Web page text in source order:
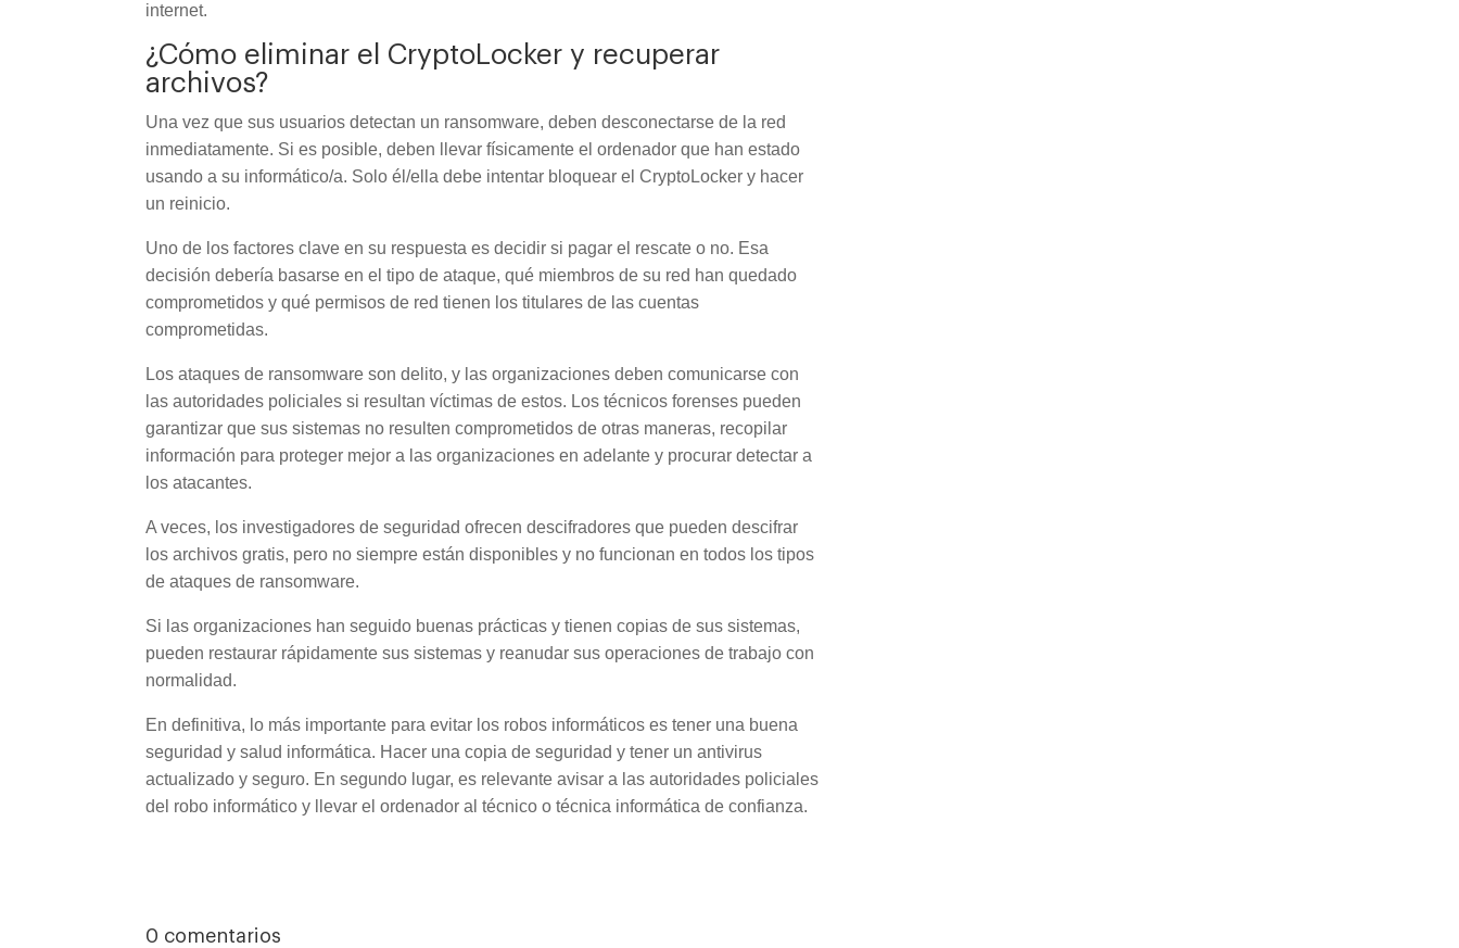
internet.
¿Cómo eliminar el CryptoLocker y recuperar
archivos?
Una vez que sus usuarios detectan un ransomware, deben desconectarse de la red
inmediatamente. Si es posible, deben llevar físicamente el ordenador que han estado
usando a su informático/a. Solo él/ella debe intentar bloquear el CryptoLocker y hacer
un reinicio.
Uno de los factores clave en su respuesta es decidir si pagar el rescate o no. Esa
decisión debería basarse en el tipo de ataque, qué miembros de su red han quedado
comprometidos y qué permisos de red tienen los titulares de las cuentas
comprometidas.
Los ataques de ransomware son delito, y las organizaciones deben comunicarse con
las autoridades policiales si resultan víctimas de estos. Los técnicos forenses pueden
garantizar que sus sistemas no resulten comprometidos de otras maneras, recopilar
información para proteger mejor a las organizaciones en adelante y procurar detectar a
los atacantes.
A veces, los investigadores de seguridad ofrecen descifradores que pueden descifrar
los archivos gratis, pero no siempre están disponibles y no funcionan en todos los tipos
de ataques de ransomware.
Si las organizaciones han seguido buenas prácticas y tienen copias de sus sistemas,
pueden restaurar rápidamente sus sistemas y reanudar sus operaciones de trabajo con
normalidad.
En definitiva, lo más importante para evitar los robos informáticos es tener una buena
seguridad y salud informática. Hacer una copia de seguridad y tener un antivirus
actualizado y seguro. En segundo lugar, es relevante avisar a las autoridades policiales
del robo informático y llevar el ordenador al técnico o técnica informática de confianza.
0 comentarios